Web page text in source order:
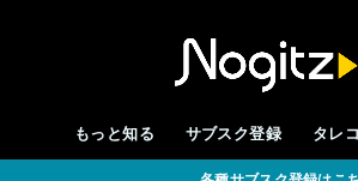
もっと知る サブスク登録 タレ